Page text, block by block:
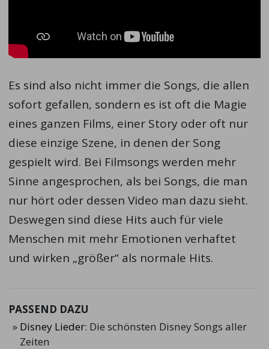
Es sind also nicht immer die Songs, die allen
sofort gefallen, sondern es ist oft die Magie
eines ganzen Films, einer Story oder oft nur
diese einzige Szene, in denen der Song
gespielt wird. Bei Filmsongs werden mehr
Sinne angesprochen, als bei Songs, die man
nur hört oder dessen Video man dazu sieht.
Deswegen sind diese Hits auch für viele
Menschen mit mehr Emotionen verhaftet
und wirken „größer“ als normale Hits.
PASSEND DAZU
Disney Lieder: Die schönsten Disney Songs aller
Zeiten